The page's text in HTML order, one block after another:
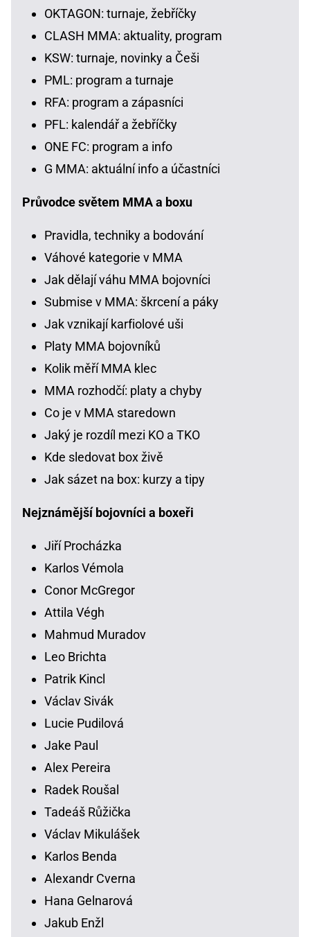
OKTAGON: turnaje, žebříčky
CLASH MMA: aktuality, program
KSW: turnaje, novinky a Češi
PML: program a turnaje
RFA: program a zápasníci
PFL: kalendář a žebříčky
ONE FC: program a info
G MMA: aktuální info a účastníci
Průvodce světem MMA a boxu
Pravidla, techniky a bodování
Váhové kategorie v MMA
Jak dělají váhu MMA bojovníci
Submise v MMA: škrcení a páky
Jak vznikají karfiolové uši
Platy MMA bojovníků
Kolik měří MMA klec
MMA rozhodčí: platy a chyby
Co je v MMA staredown
Jaký je rozdíl mezi KO a TKO
Kde sledovat box živě
Jak sázet na box: kurzy a tipy
Nejznámější bojovníci a boxeři
Jiří Procházka
Karlos Vémola
Conor McGregor
Attila Végh
Mahmud Muradov
Leo Brichta
Patrik Kincl
Václav Sivák
Lucie Pudilová
Jake Paul
Alex Pereira
Radek Roušal
Tadeáš Růžička
Václav Mikulášek
Karlos Benda
Alexandr Cverna
Hana Gelnarová
Jakub Enžl